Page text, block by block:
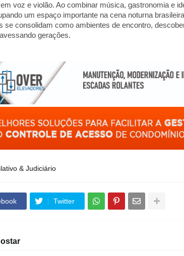
voz e violão. Ao combinar música, gastronomia e
um espaço importante na cena noturna
se consolidam como ambientes de encontro,
gerações.
& Judiciário
Twitter